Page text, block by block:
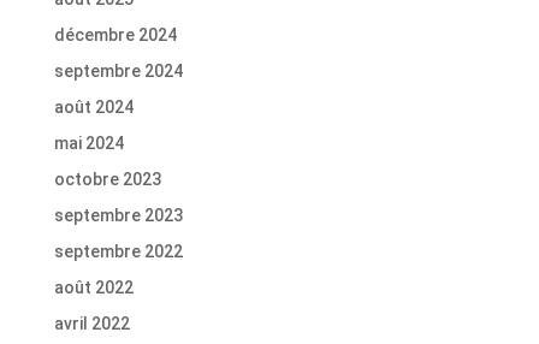
décembre 2024
septembre 2024
août 2024
mai 2024
octobre 2023
septembre 2023
septembre 2022
août 2022
avril 2022